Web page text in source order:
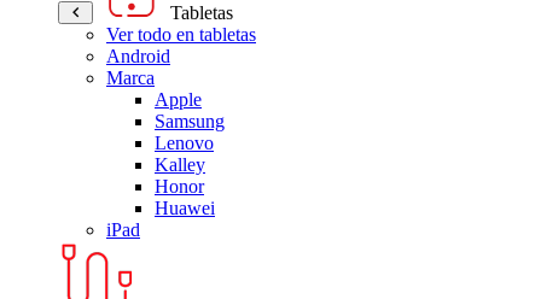
Tabletas
Ver todo en tabletas
Android
Marca
Apple
Samsung
Lenovo
Kalley
Honor
Huawei
iPad